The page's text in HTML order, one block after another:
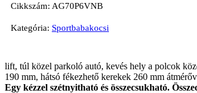
Cikkszám: AG70P6VNB
Kategória: Sportbabakocsi
lift, túl közel parkoló autó, kevés hely a polcok
190 mm, hátsó fékezhető kerekek 260 mm
Egy kézzel szétnyitható és összecsukható.